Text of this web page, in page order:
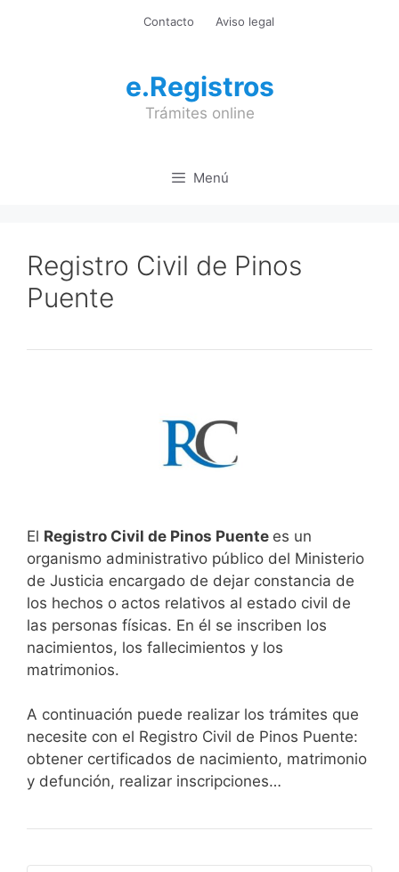
Contacto Aviso legal
e.Registros
Trámites online
Menú
Registro Civil de Pinos
Puente
El Registro Civil de Pinos Puente es un
organismo administrativo público del Ministerio
de Justicia encargado de dejar constancia de
los hechos o actos relativos al estado civil de
las personas físicas. En él se inscriben los
nacimientos, los fallecimientos y los
matrimonios.
A continuación puede realizar los trámites que
necesite con el Registro Civil de Pinos Puente:
obtener certificados de nacimiento, matrimonio
y defunción, realizar inscripciones…